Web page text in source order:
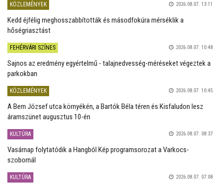
KÖZLEMÉNYEK 2026.08.07. 13:11
Kedd éjfélig meghosszabbították és másodfokúra mérséklik a
hőségriasztást
FEHÉRVÁRI SZÍNES 2026.08.07. 10:48
Sajnos az eredmény egyértelmű - talajnedvesség-méréseket végeztek a
parkokban
KÖZLEMÉNYEK 2026.08.07. 10:45
A Bem József utca környékén, a Bartók Béla téren és Kisfaludon lesz
áramszünet augusztus 10-én
KULTÚRA 2026.08.07. 08:37
Vasárnap folytatódik a Hangból Kép programsorozat a Varkocs-
szobornál
KULTÚRA 2026.08.07. 07:08